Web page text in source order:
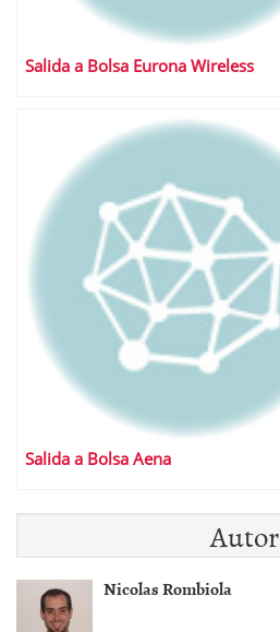
Salida a Bolsa Eurona Wireless
Salida a Bolsa Aena
Autor
Nicolas Rombiola